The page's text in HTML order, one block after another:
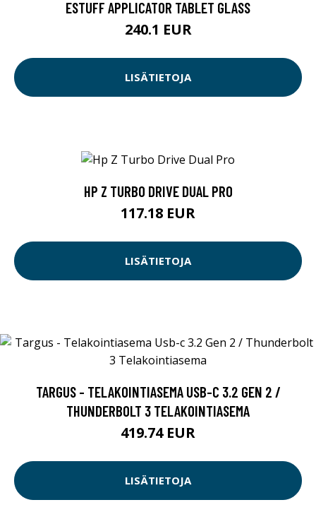
ESTUFF APPLICATOR TABLET GLASS
240.1 EUR
LISÄTIETOJA
HP Z TURBO DRIVE DUAL PRO
117.18 EUR
LISÄTIETOJA
TARGUS - TELAKOINTIASEMA USB-C 3.2 GEN 2 /
THUNDERBOLT 3 TELAKOINTIASEMA
419.74 EUR
LISÄTIETOJA